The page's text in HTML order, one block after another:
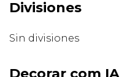
Divisiones
Sin divisiones
Decorar com IA